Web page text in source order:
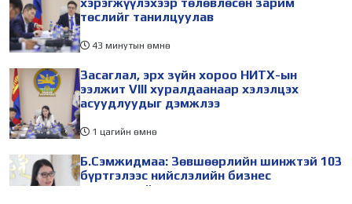
төслийг танилцуулав
43 минутын өмнө
Засаглал, эрх зүйн хороо НИТХ-ын
ээлжит VIII хуралдаанаар хэлэлцэх
асуудлуудыг дэмжлээ
1 цагийн өмнө
Б.Сэмжидмаа: Зөвшөөрлийн шинжтэй 103
бүртгэлээс нийслэлийн бизнес
эрхлэгчдийг чөлөөллөө